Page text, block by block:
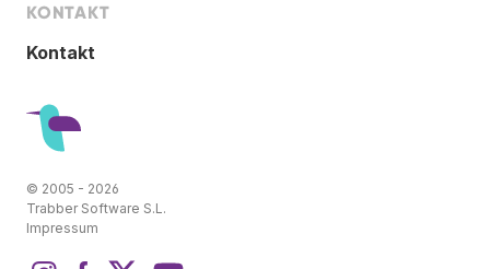
KONTAKT
Kontakt
© 2005 - 2026
Trabber Software S.L.
Impressum